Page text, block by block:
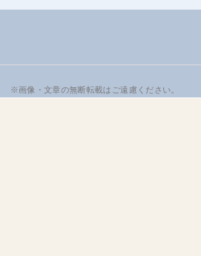
※画像・文章の無断転載はご遠慮ください。